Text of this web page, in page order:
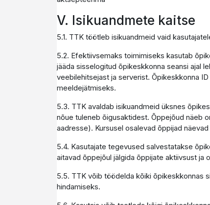
V. Isikuandmete kaitse
5.1. TTK töötleb isikuandmeid vaid
5.2. Efektiivsemaks toimimiseks kasutab
jääda sisselogitud õpikeskkonna seansi ajal
veebilehitsejast ja serverist. Õpikeskkonna
meeldejätmiseks.
5.3. TTK avaldab isikuandmeid üksnes
nõue tuleneb õigusaktidest. Õppejõud näeb
aadresse). Kursusel osalevad õppijad
5.4. Kasutajate tegevused salvestatakse
aitavad õppejõul jälgida õppijate aktiivsust ja
5.5. TTK võib töödelda kõiki õpikeskkonnas
hindamiseks.